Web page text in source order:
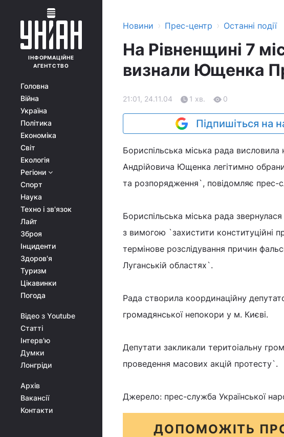
ІНФОРМАЦІЙНЕ
АГЕНТСТВО
Головна
Війна
Україна
Політика
Економіка
Світ
Екологія
Регіони
Спорт
Наука
Техно і зв'язок
Лайт
Зброя
Інциденти
Здоров'я
Туризм
Цікавинки
Погода
Відео з Youtube
Статті
Інтерв'ю
Думки
Лонгріди
Архів
Вакансії
Контакти
Новини › Прес-центр › Останні події
На Рівненщині 7
визнали Ющенка
21:01, 24.11.04 1 хв. 0
Підпишіться на
Бориспільська міська рада
Андрійовича Ющенка легітимно
та розпорядження`, повідомляє прес-
Бориспільська міська рада
з вимогою `захистити конституційні
термінове розслідування причин
Луганській областях`.
Рада створила координаційну
громадянської непокори у м. Києві.
Депутати закликали теритоіальну
проведення масових акцій протесту`.
Джерело: прес-служба Української
ДОПОМОЖІТЬ